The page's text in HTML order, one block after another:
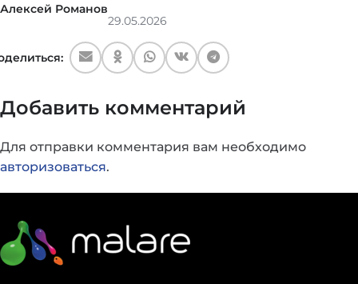
Алексей Романов
29.05.2026
Добавить комментарий
Для отправки комментария вам необходимо
авторизоваться.